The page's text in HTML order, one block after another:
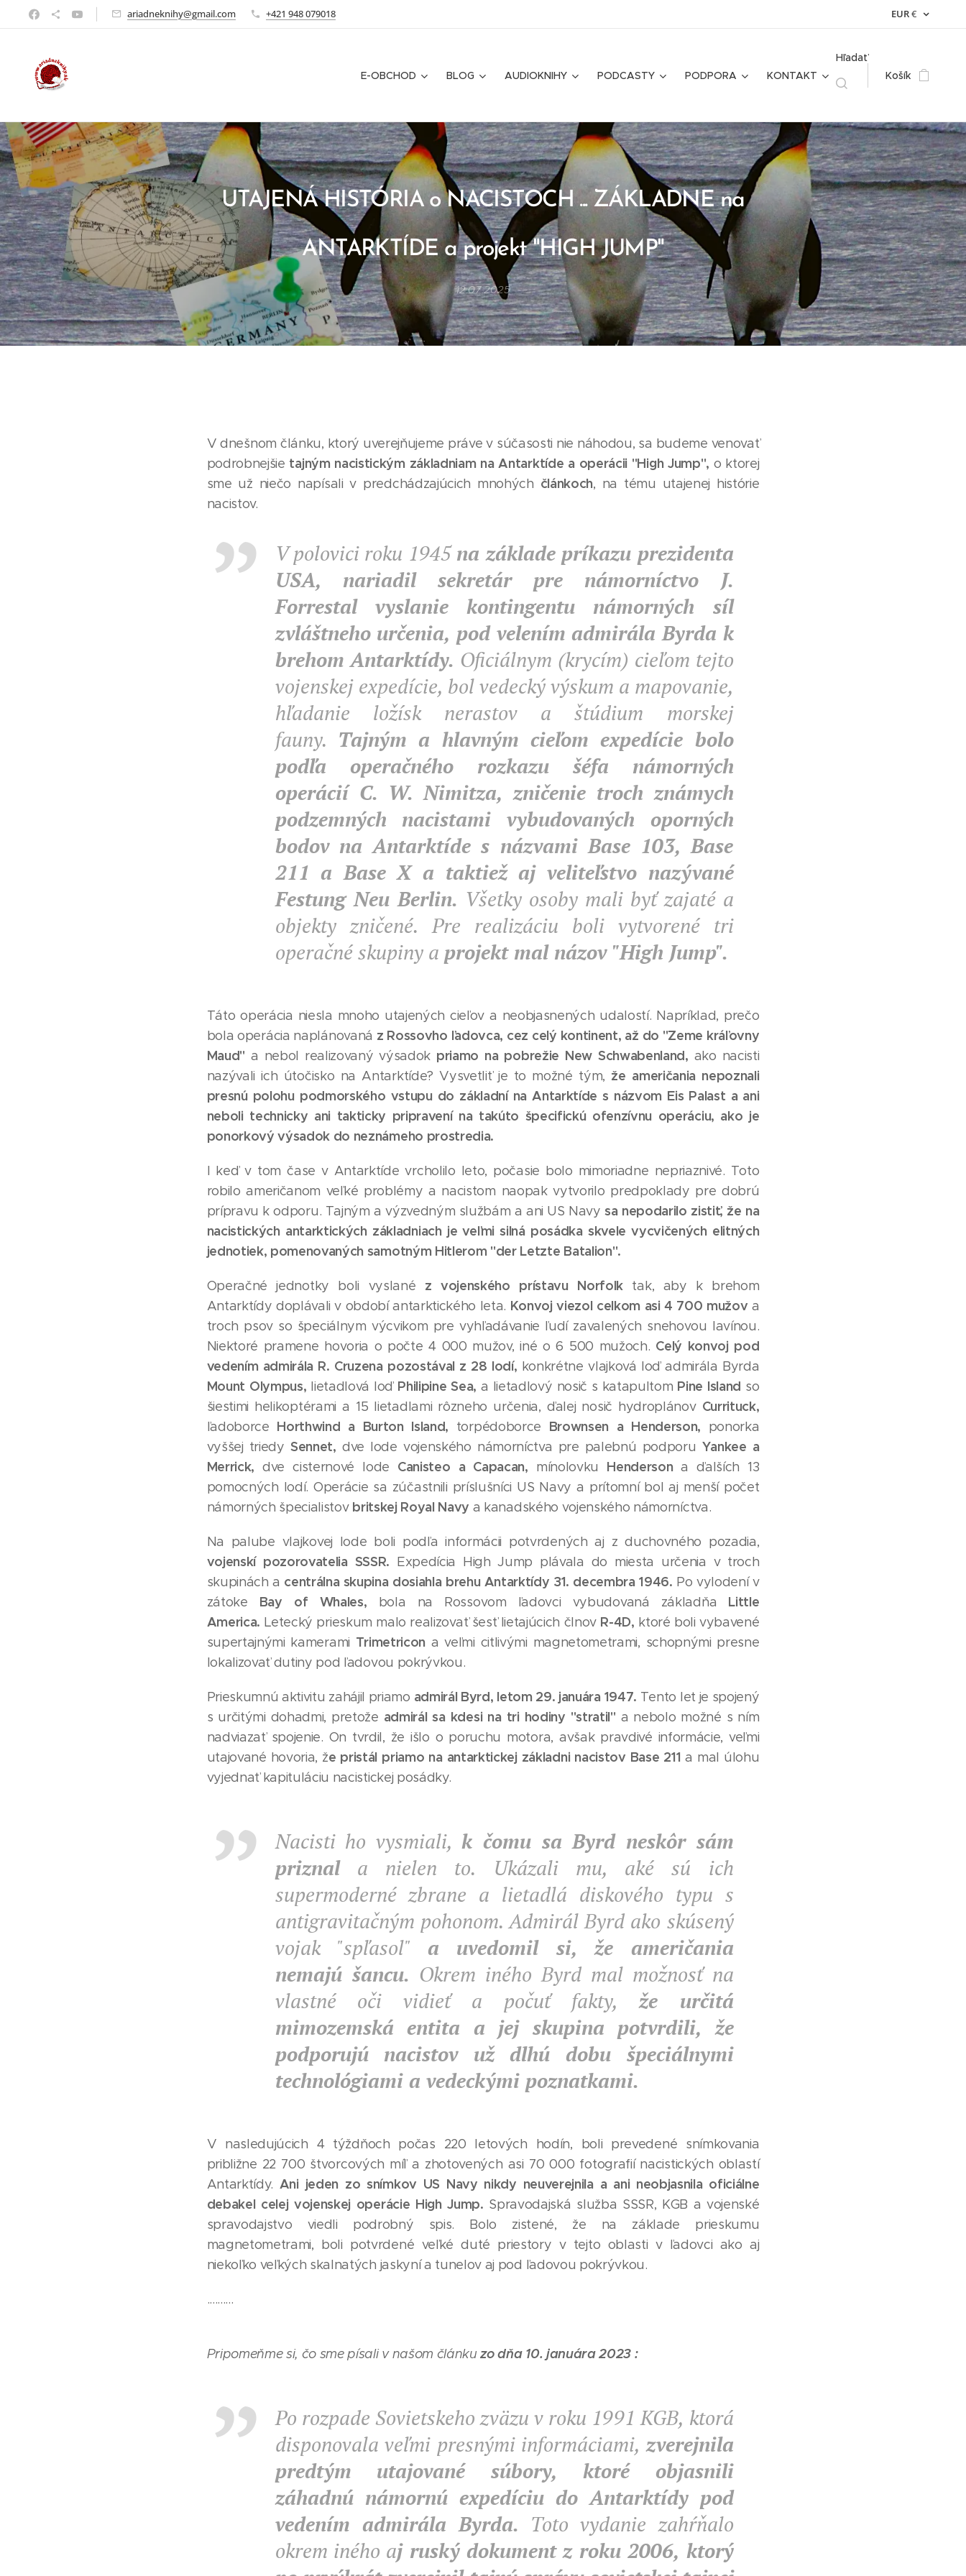
ariadneknihy@gmail.com +421 948 079018 EUR€
E-OBCHOD BLOG AUDIOKNIHY PODCASTY PODPORA KONTAKT
Hľadať
Košík
UTAJENÁ HISTÓRIA o NACISTOCH ... ZÁKLADNE na
ANTARKTÍDE a projekt "HIGH JUMP"
12.07.2025
V dnešnom článku, ktorý uverejňujeme práve v súčasosti nie náhodou, sa budeme venovať
podrobnejšie tajným nacistickým základniam na Antarktíde a operácii "High Jump", o ktorej
sme už niečo napísali v predchádzajúcich mnohých článkoch, na tému utajenej histórie
nacistov.
V polovici roku 1945na základe príkazu prezidenta
USA, nariadil sekretár pre námorníctvo J.
Forrestal vyslanie kontingentu námorných síl
zvláštneho určenia, pod velením admirála Byrda k
brehom Antarktídy. Oficiálnym (krycím) cieľom tejto
vojenskej expedície, bol vedecký výskum a mapovanie,
hľadanie ložísk nerastov a štúdium morskej
fauny. Tajným a hlavným cieľom expedície bolo
podľa operačného rozkazu šéfa námorných
operácií C. W. Nimitza, zničenie troch známych
podzemných nacistami vybudovaných oporných
bodov na Antarktíde s názvami Base 103, Base
211 a Base X a taktiež aj veliteľstvo nazývané
Festung Neu Berlin. Všetky osoby mali byť zajaté a
objekty zničené. Pre realizáciu boli vytvorené tri
operačné skupiny a projekt mal názov "High Jump".
Táto operácia niesla mnoho utajených cieľov a neobjasnených udalostí. Napríklad, prečo
bola operácia naplánovaná z Rossovho ľadovca, cez celý kontinent, až do "Zeme kráľovny
Maud" a nebol realizovaný výsadok priamo na pobrežie New Schwabenland, ako nacisti
nazývali ich útočisko na Antarktíde? Vysvetliť je to možné tým, že američania nepoznali
presnú polohu podmorského vstupu do základní na Antarktíde s názvom Eis Palast a ani
neboli technicky ani takticky pripravení na takúto špecifickú ofenzívnu operáciu, ako je
ponorkový výsadok do neznámeho prostredia.
I keď v tom čase v Antarktíde vrcholilo leto, počasie bolo mimoriadne nepriaznivé. Toto
robilo američanom veľké problémy a nacistom naopak vytvorilo predpoklady pre dobrú
prípravu k odporu. Tajným a výzvedným službám a ani US Navysa nepodarilo zistiť, že na
nacistických antarktických základniach je veľmi silná posádka skvele vycvičených elitných
jednotiek, pomenovaných samotným Hitlerom "der Letzte Batalion".
Operačné jednotky boli vyslané z vojenského prístavu Norfolktak, aby k brehom
Antarktídy doplávali v období antarktického leta. Konvoj viezol celkom asi 4 700 mužov a
troch psov so špeciálnym výcvikom pre vyhľadávanie ľudí zavalených snehovou lavínou.
Niektoré pramene hovoria o počte 4 000 mužov, iné o 6 500 mužoch. Celý konvoj pod
vedením admirála R. Cruzena pozostával z 28 lodí, konkrétne vlajková loď admirála Byrda
Mount Olympus, lietadlová loď Philipine Sea,a lietadlový nosič s katapultom Pine Island so
šiestimi helikoptérami a 15 lietadlami rôzneho určenia, ďalej nosič hydroplánov Currituck,
ľadoborce Horthwind a Burton Island, torpédoborce Brownsen a Henderson, ponorka
vyššej triedy Sennet, dve lode vojenského námorníctva pre palebnú podporu Yankee a
Merrick, dve cisternové lode Canisteo a Capacan, mínolovku Hendersona ďalších 13
pomocných lodí. Operácie sa zúčastnili príslušníci US Navy a prítomní bol aj menší počet
námorných špecialistov britskej Royal Navy a kanadského vojenského námorníctva.
Na palube vlajkovej lode boli podľa informácii potvrdených aj z duchovného pozadia,
vojenskí pozorovatelia SSSR. Expedícia High Jump plávala do miesta určenia v troch
skupinách a centrálna skupina dosiahla brehu Antarktídy 31. decembra 1946. Po vylodení v
zátoke Bay of Whales, bola na Rossovom ľadovci vybudovaná základňa Little
America. Letecký prieskum malo realizovať šesť lietajúcich člnov R-4D, ktoré boli vybavené
supertajnými kamerami Trimetricon a veľmi citlivými magnetometrami, schopnými presne
lokalizovať dutiny pod ľadovou pokrývkou.
Prieskumnú aktivitu zahájil priamo admirál Byrd, letom 29. januára 1947. Tento let je spojený
s určitými dohadmi, pretože admirál sa kdesi na tri hodiny "stratil" a nebolo možné s ním
nadviazať spojenie. On tvrdil, že išlo o poruchu motora, avšak pravdivé informácie, veľmi
utajované hovoria, že pristál priamo na antarktickej základni nacistov Base 211 a mal úlohu
vyjednať kapituláciu nacistickej posádky.
Nacisti ho vysmiali,k čomu sa Byrd neskôr sám
priznala nielen to. Ukázali mu, aké sú ich
supermoderné zbrane a lietadlá diskového typu s
antigravitačným pohonom. Admirál Byrd ako skúsený
vojak "spľasol" a uvedomil si, že američania
nemajú šancu. Okrem iného Byrd mal možnosť na
vlastné oči vidieť a počuť fakty,že určitá
mimozemská entita a jej skupina potvrdili, že
podporujú nacistov už dlhú dobu špeciálnymi
technológiami a vedeckými poznatkami.
V nasledujúcich 4 týždňoch počas 220 letových hodín, boli prevedené snímkovania
približne 22 700 štvorcových míľ a zhotovených asi 70 000 fotografií nacistických oblastí
Antarktídy. Ani jeden zo snímkov US Navy nikdy neuverejnila a ani neobjasnila oficiálne
debakel celej vojenskej operácie High Jump. Spravodajská služba SSSR, KGB a vojenské
spravodajstvo viedli podrobný spis. Bolo zistené, že na základe prieskumu
magnetometrami, boli potvrdené veľké duté priestory v tejto oblasti v ľadovci ako aj
niekoľko veľkých skalnatých jaskyní a tunelov aj pod ľadovou pokrývkou.
..........
Pripomeňme si, čo sme písali v našom článkuzo dňa 10. januára 2023 :
Po rozpade Sovietskeho zväzu v roku 1991 KGB, ktorá
disponovala veľmi presnými informáciami,zverejnila
predtým utajované súbory, ktoré objasnili
záhadnú námornú expedíciu do Antarktídy pod
vedením admirála Byrda. Toto vydanie zahŕňalo
okrem iného aj ruský dokument z roku 2006, ktorý